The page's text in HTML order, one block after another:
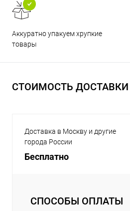
Аккуратно упакуем хрупкие
товары
СТОИМОСТЬ ДОСТАВКИ
Доставка в Москву и другие
города России
Бесплатно
СПОСОБЫ ОПЛАТЫ